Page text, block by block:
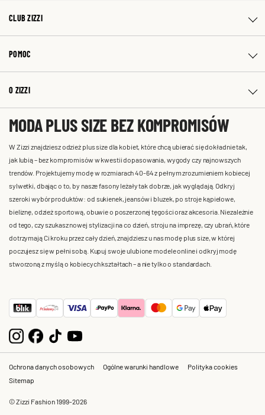
CLUB ZIZZI
POMOC
O ZIZZI
MODA PLUS SIZE BEZ KOMPROMISÓW
W Zizzi znajdziesz odzież plus size dla kobiet, które chcą ubierać się dokładnie tak,
jak lubią – bez kompromisów w kwestii dopasowania, wygody czy najnowszych
trendów. Projektujemy modę w rozmiarach 40-64 z pełnym zrozumieniem kobiecej
sylwetki, dbając o to, by nasze fasony leżały tak dobrze, jak wyglądają. Odkryj
szeroki wybór produktów: od sukienek, jeansów i bluzek, po stroje kąpielowe,
bieliznę, odzież sportową, obuwie o poszerzonej tęgości oraz akcesoria. Niezależnie
od tego, czy szukasz nowej stylizacji na co dzień, stroju na imprezę, czy ubrań, które
dotrzymają Ci kroku przez cały dzień, znajdziesz u nas modę plus size, w której
poczujesz się w pełni sobą. Kupuj swoje ulubione modele online i odkryj modę
stworzoną z myślą o kobiecych kształtach – a nie tylko o standardach.
Ochrona danych osobowych Ogólne warunki handlowe
Polityka cookies
Sitemap
© Zizzi Fashion 1999-2026